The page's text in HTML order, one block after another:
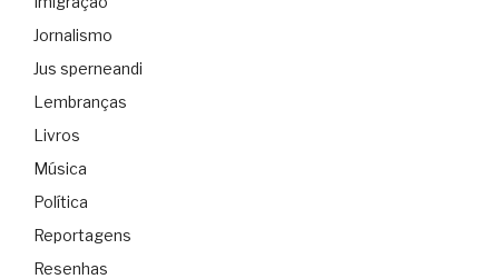
Jornalismo
Jus sperneandi
Lembranças
Livros
Música
Política
Reportagens
Resenhas